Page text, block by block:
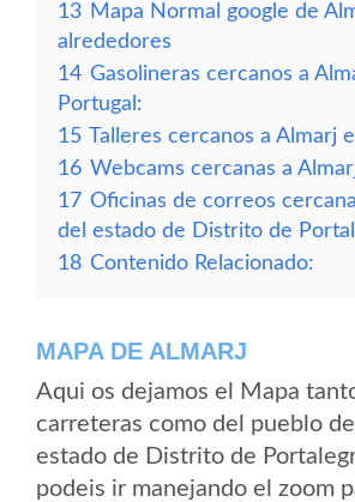
13 Mapa Normal google de
alrededores
14 Gasolineras cercanos a
Portugal:
15 Talleres cercanos a Almarj
16 Webcams cercanas a
17 Oficinas de correos
del estado de Distrito de
18 Contenido Relacionado:
MAPA DE ALMARJ
Aqui os dejamos el Mapa
carreteras como del pueblo
estado de Distrito de
podeis ir manejando el zoom